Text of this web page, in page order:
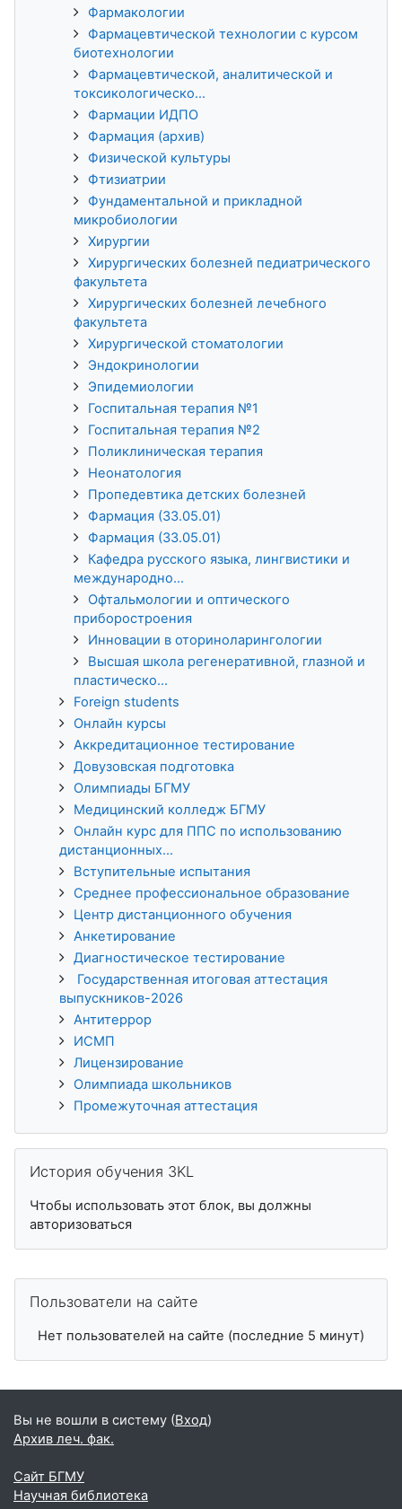
Фармакологии
Фармацевтической технологии с курсом
биотехнологии
Фармацевтической, аналитической и
токсикологическо...
Фармации ИДПО
Фармация (архив)
Физической культуры
Фтизиатрии
Фундаментальной и прикладной
микробиологии
Хирургии
Хирургических болезней педиатрического
факультета
Хирургических болезней лечебного
факультета
Хирургической стоматологии
Эндокринологии
Эпидемиологии
Госпитальная терапия №1
Госпитальная терапия №2
Поликлиническая терапия
Неонатология
Пропедевтика детских болезней
Фармация (33.05.01)
Фармация (33.05.01)
Кафедра русского языка, лингвистики и
международно...
Офтальмологии и оптического
приборостроения
Инновации в оториноларингологии
Высшая школа регенеративной, глазной и
пластическо...
Foreign students
Онлайн курсы
Аккредитационное тестирование
Довузовская подготовка
Олимпиады БГМУ
Медицинский колледж БГМУ
Онлайн курс для ППС по использованию
дистанционных...
Вступительные испытания
Среднее профессиональное образование
Центр дистанционного обучения
Анкетирование
Диагностическое тестирование
Государственная итоговая аттестация
выпускников-2026
Антитеррор
ИСМП
Лицензирование
Олимпиада школьников
Промежуточная аттестация
История обучения 3KL
Чтобы использовать этот блок, вы должны
авторизоваться
Пользователи на сайте
Нет пользователей на сайте (последние 5 минут)
Вы не вошли в систему (Вход)
Архив леч. фак.
Сайт БГМУ
Научная библиотека